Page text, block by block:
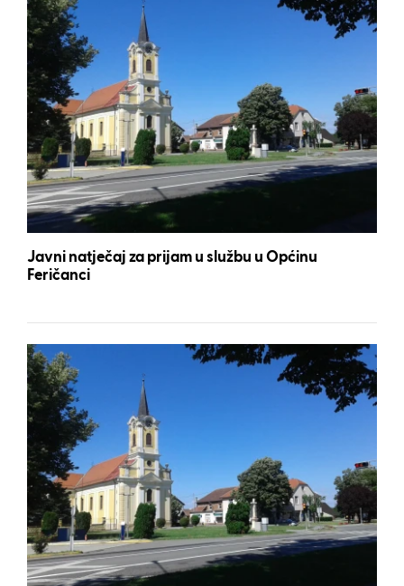
Javni natječaj za prijam u službu u Općinu
Feričanci